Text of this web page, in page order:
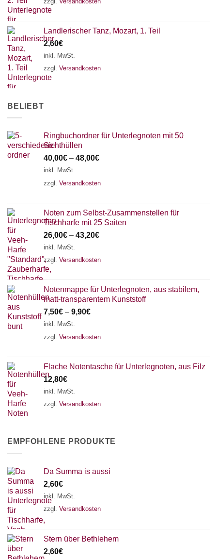
Landlerischer Tanz, Mozart, 1. Teil
2,60€
inkl. MwSt.
zzgl. Versandkosten
BELIEBT
Ringbuchordner für Unterlegnoten mit 50
Sichthüllen
40,00€ – 48,00€
inkl. MwSt.
zzgl. Versandkosten
Noten zum Selbst-Zusammenstellen für
Tischharfe mit 25 Saiten
26,00€ – 43,20€
inkl. MwSt.
zzgl. Versandkosten
Notenmappe für Unterlegnoten, aus stabilem,
matt-transparentem Kunststoff
7,50€ – 9,90€
inkl. MwSt.
zzgl. Versandkosten
Flache Notentasche für Unterlegnoten, aus Filz
12,80€
inkl. MwSt.
zzgl. Versandkosten
EMPFOHLENE PRODUKTE
Da Summa is aussi
2,60€
inkl. MwSt.
zzgl. Versandkosten
Stern über Bethlehem
2,60€